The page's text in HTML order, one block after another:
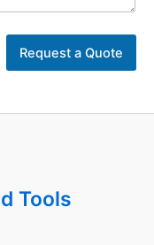
Request a Quote
Tools